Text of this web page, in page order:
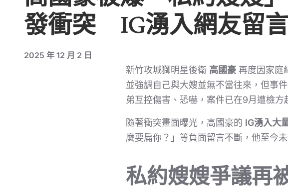
發衝突 IG湧入網友留
2025 年 12 月 2 日
新竹攻城獅明星後衛 高國豪 再度因家庭
並強調自己與大嫂並無不當往來，但事
弟互控傷害、恐嚇，案件已在9月遭檢方
隨著衝突畫面曝光，高國豪的 IG湧入大
麼要扁你？」等負面留言不斷，他至今
私約嫂嫂爭議再